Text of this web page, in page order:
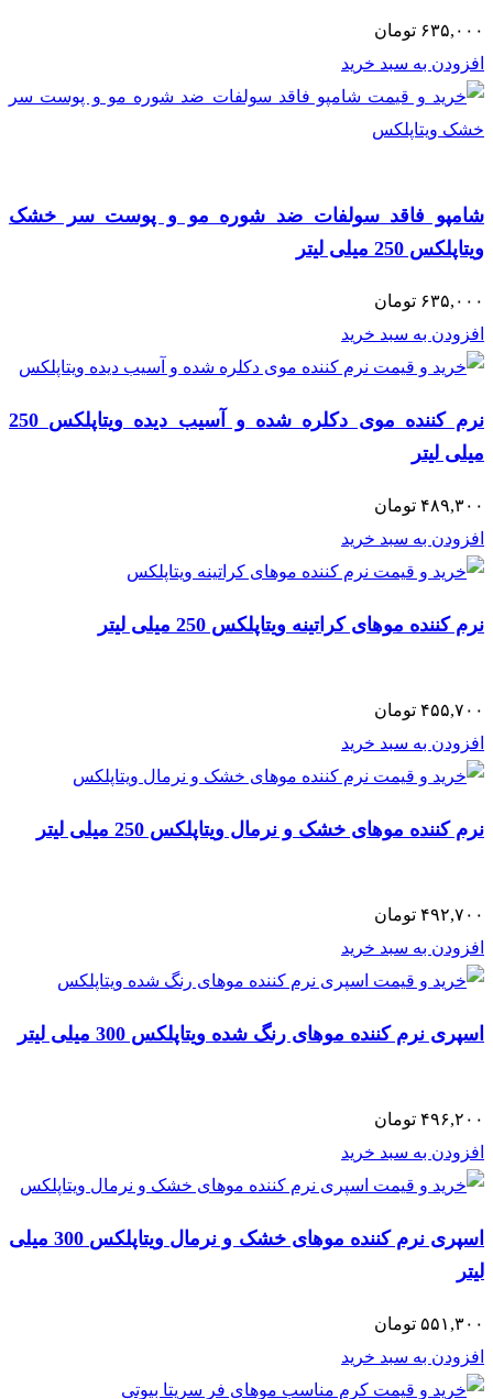
۶۳۵,۰۰۰ تومان
افزودن به سبد خرید
شامپو فاقد سولفات ضد شوره مو و پوست سر خشک
ویتاپلکس 250 میلی لیتر
۶۳۵,۰۰۰ تومان
افزودن به سبد خرید
نرم کننده موی دکلره شده و آسیب دیده ویتاپلکس 250
میلی لیتر
۴۸۹,۳۰۰ تومان
افزودن به سبد خرید
نرم کننده موهای کراتینه ویتاپلکس 250 میلی لیتر
۴۵۵,۷۰۰ تومان
افزودن به سبد خرید
نرم کننده موهای خشک و نرمال ویتاپلکس 250 میلی لیتر
۴۹۲,۷۰۰ تومان
افزودن به سبد خرید
اسپری نرم کننده موهای رنگ شده ویتاپلکس 300 میلی لیتر
۴۹۶,۲۰۰ تومان
افزودن به سبد خرید
اسپری نرم کننده موهای خشک و نرمال ویتاپلکس 300 میلی
لیتر
۵۵۱,۳۰۰ تومان
افزودن به سبد خرید